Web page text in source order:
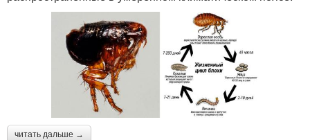
читать дальше →